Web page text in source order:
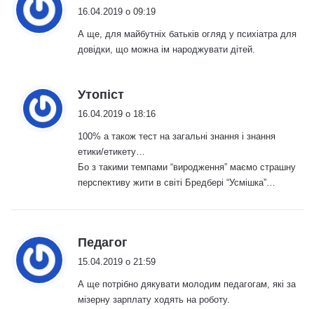
16.04.2019 о 09:19
А ще, для майбутніх батьків огляд у психіатра для
довідки, що можна ім народжувати дітей.
Утопіст
16.04.2019 о 18:16
100% а також тест на загальні знання і знання
етики/етикету…
Бо з такими темпами “виродження” маємо страшну
перспективу жити в світі Бредбері “Усмішка”…
Педагог
15.04.2019 о 21:59
А ще потрібно дякувати молодим педагогам, які за
мізерну зарплату ходять на роботу.